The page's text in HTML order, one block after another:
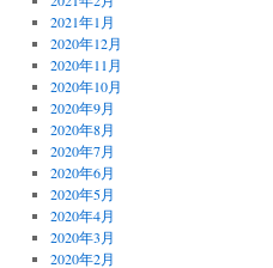
2021年1月
2020年12月
2020年11月
2020年10月
2020年9月
2020年8月
2020年7月
2020年6月
2020年5月
2020年4月
2020年3月
2020年2月